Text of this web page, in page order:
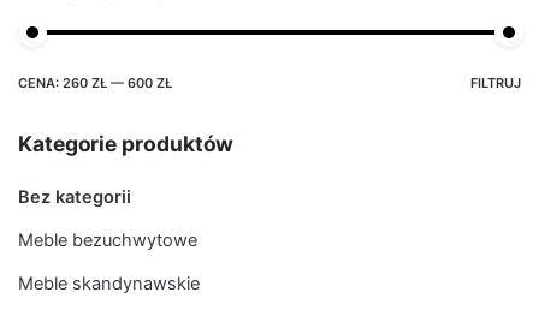
FILTRUJ
CENA: 260 ZŁ — 600 ZŁ
Kategorie produktów
Bez kategorii
Meble bezuchwytowe
Meble skandynawskie